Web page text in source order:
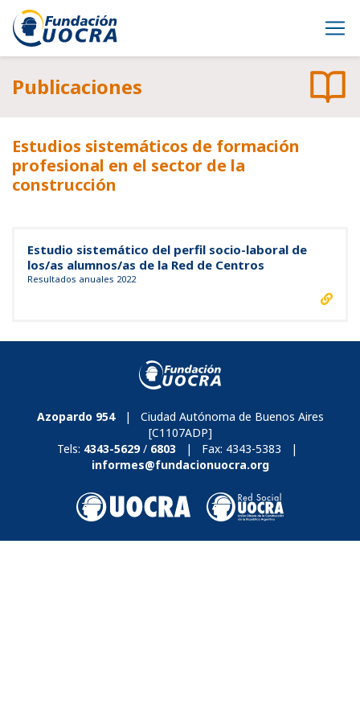
Publicaciones
Estudios sistemáticos de formación
profesional en el sector de la
construcción
Estudio sistemático del perfil socio-laboral de
los/as alumnos/as de la Red de Centros
Resultados anuales 2022
Azopardo 954| Ciudad Autónoma de Buenos Aires
[C1107ADP]
Tels: 4343-5629/ 6803| Fax: 4343-5383 |
informes@fundacionuocra.org